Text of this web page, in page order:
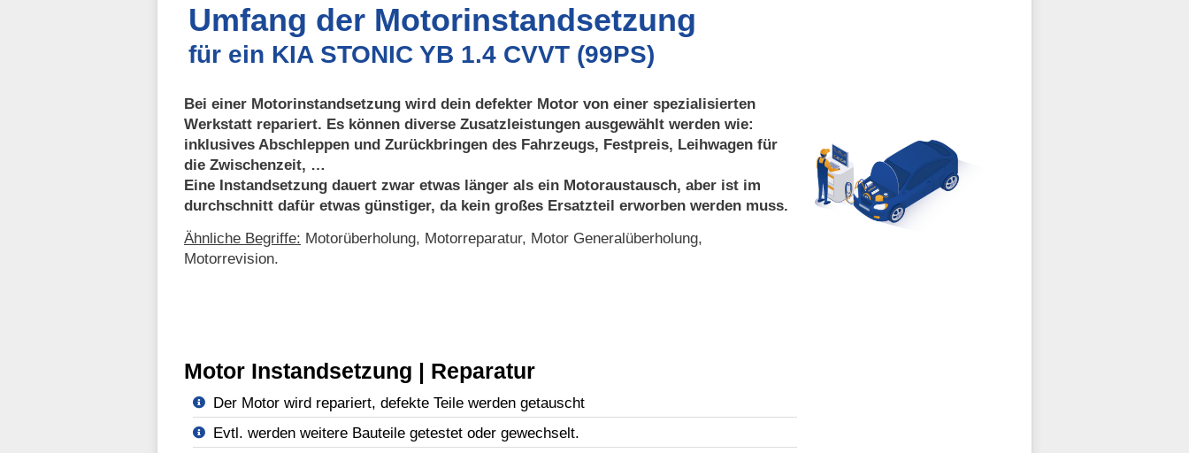
Umfang der Motorinstandsetzung
für ein KIA STONIC YB 1.4 CVVT (99PS)
Bei einer Motorinstandsetzung wird dein defekter Motor von einer spezialisierten
Werkstatt repariert. Es können diverse Zusatzleistungen ausgewählt werden wie:
inklusives Abschleppen und Zurückbringen des Fahrzeugs, Festpreis, Leihwagen für
die Zwischenzeit, …
Eine Instandsetzung dauert zwar etwas länger als ein Motoraustausch, aber ist im
durchschnitt dafür etwas günstiger, da kein großes Ersatzteil erworben werden muss.
Ähnliche Begriffe: Motorüberholung, Motorreparatur, Motor Generalüberholung,
Motorrevision.
Motor Instandsetzung | Reparatur
Der Motor wird repariert, defekte Teile werden getauscht
Evtl. werden weitere Bauteile getestet oder gewechselt.